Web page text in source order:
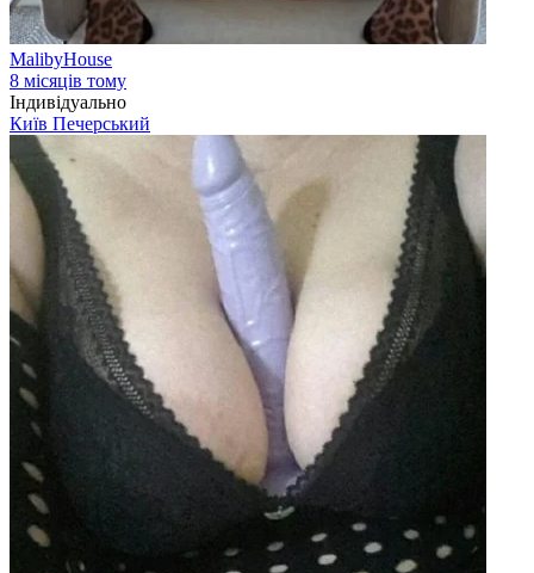
MalibyHouse
8 місяців тому
Індивідуально
Київ Печерський